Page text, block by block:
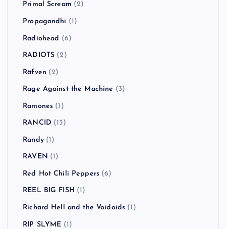
Primal Scream (2)
Propagandhi (1)
Radiohead (6)
RADIOTS (2)
Räfven (2)
Rage Against the Machine (3)
Ramones (1)
RANCID (13)
Randy(1)
RAVEN (1)
Red Hot Chili Peppers (6)
REEL BIG FISH (1)
Richard Hell and the Voidoids (1)
RIP SLYME (1)